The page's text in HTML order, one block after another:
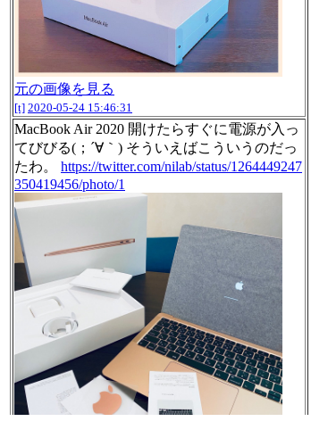
元の画像を見る
[t] 2020-05-24 15:46:31
MacBook Air 2020 開けたらすぐに電源が入っ
てびびる(；´∀｀) そういえばこういうのだっ
たわ。 https://twitter.com/nilab/status/1264449247
350419456/photo/1